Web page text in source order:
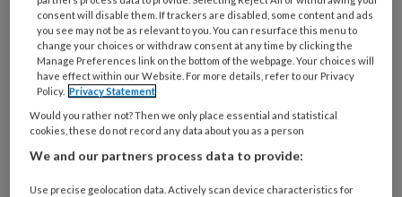
7 APRIL 2025 ACHTERGROND PEDAGOGIEK
consent will disable them. If trackers are disabled, some content and ads
you see may not be as relevant to you. You can resurface this menu to
change your choices or withdraw consent at any time by clicking the
Manage Preferences link on the bottom of the webpage. Your choices will
have effect within our Website. For more details, refer to our Privacy
Policy. Privacy Statement
Would you rather not? Then we only place essential and statistical
cookies, these do not record any data about you as a person
We and our partners process data to provide:
Use precise geolocation data. Actively scan device characteristics for